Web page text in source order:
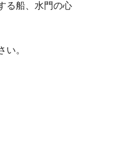
る船、水門の心
。